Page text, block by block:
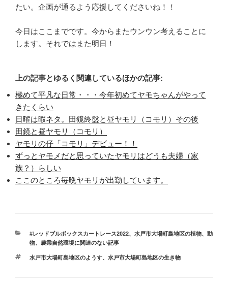
たい。企画が通るよう応援してくださいね！！
今日はここまでです。今からまたウンウン考えることに
します。それではまた明日！
上の記事とゆるく関連しているほかの記事:
極めて平凡な日常・・・今年初めてヤモちゃんがやって
きたくらい
日曜は暇ネタ。田鏡終盤と昼ヤモリ（コモリ）その後
田鏡と昼ヤモリ（コモリ）
ヤモリの仔「コモリ」デビュー！！
ずっとヤモメだと思っていたヤモリはどうも夫婦（家
族？）らしい
ここのところ毎晩ヤモリが出勤しています。
カ
テ
リ
#レッドブルボックスカートレース2022、 水戸市大場町島地区の植物、動
物、 農業自然環境に関連のない記事
タ
水戸市大場町島地区のようす、 水戸市大場町島地区の生き物